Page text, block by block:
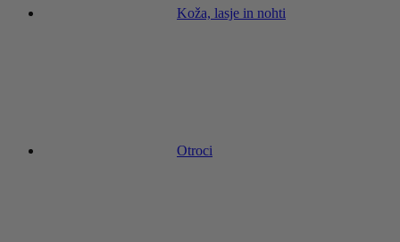
Koža, lasje in nohti
Otroci